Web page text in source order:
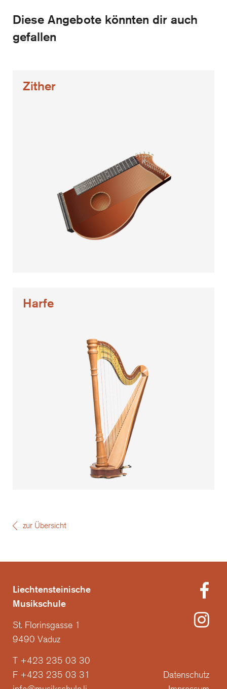
Diese Angebote könnten dir auch
gefallen
Zither
Harfe
zur Übersicht
Liechtensteinische
Musikschule
St. Florinsgasse 1
9490 Vaduz
T +423 235 03 30
F +423 235 03 31
Datenschutz